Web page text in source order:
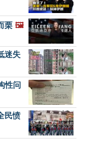
栗 🖼️
迷失
性问
民愤